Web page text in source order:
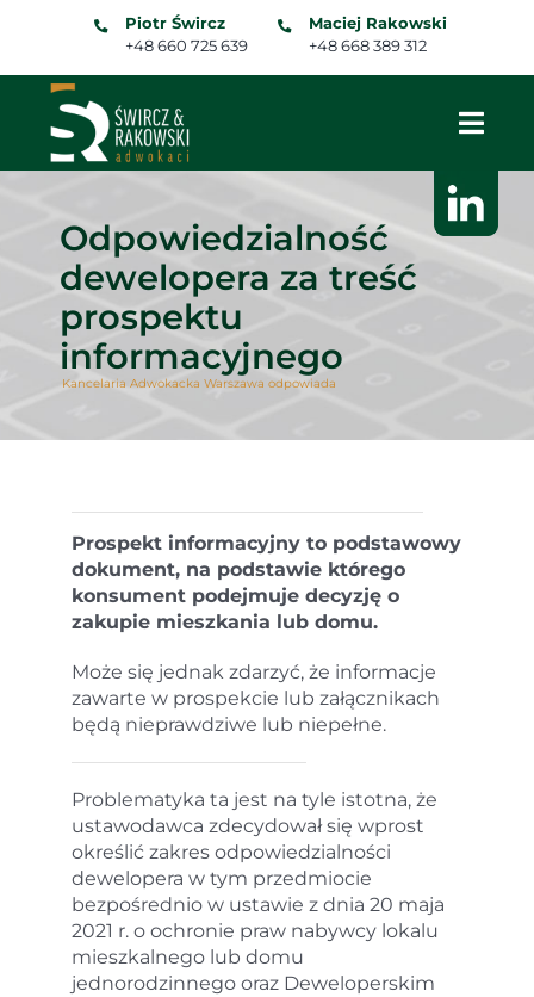
Piotr Śwircz
+48 660 725 639
Maciej Rakowski
+48 668 389 312
Odpowiedzialność
dewelopera za treść
prospektu
informacyjnego
Kancelaria Adwokacka Warszawa odpowiada
Prospekt informacyjny to podstawowy
dokument, na podstawie którego
konsument podejmuje decyzję o
zakupie mieszkania lub domu.
Może się jednak zdarzyć, że informacje
zawarte w prospekcie lub załącznikach
będą nieprawdziwe lub niepełne.
Problematyka ta jest na tyle istotna, że
ustawodawca zdecydował się wprost
określić zakres odpowiedzialności
dewelopera w tym przedmiocie
bezpośrednio w ustawie z dnia 20 maja
2021 r. o ochronie praw nabywcy lokalu
mieszkalnego lub domu
jednorodzinnego oraz Deweloperskim